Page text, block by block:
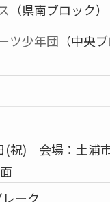
（県南ブロック）
ツ少年団 （中央
(祝) 会場：土浦
ーク